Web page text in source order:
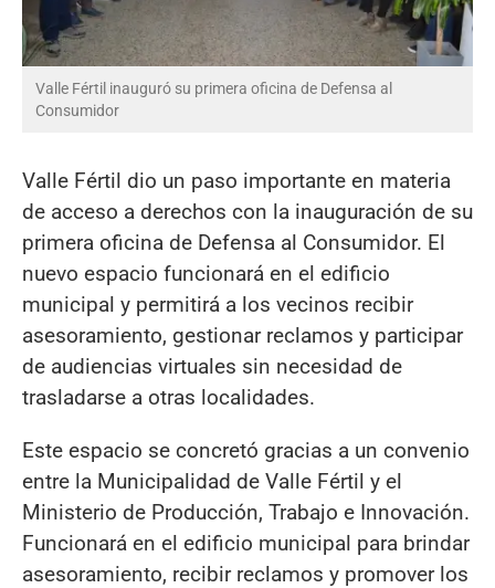
Valle Fértil inauguró su primera oficina de Defensa al
Consumidor
Valle Fértil dio un paso importante en materia
de acceso a derechos con la inauguración de su
primera oficina de Defensa al Consumidor. El
nuevo espacio funcionará en el edificio
municipal y permitirá a los vecinos recibir
asesoramiento, gestionar reclamos y participar
de audiencias virtuales sin necesidad de
trasladarse a otras localidades.
Este espacio se concretó gracias a un convenio
entre la Municipalidad de Valle Fértil y el
Ministerio de Producción, Trabajo e Innovación.
Funcionará en el edificio municipal para brindar
asesoramiento, recibir reclamos y promover los